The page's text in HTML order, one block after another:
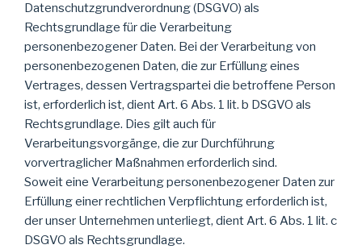
Datenschutzgrundverordnung (DSGVO) als
Rechtsgrundlage für die Verarbeitung
personenbezogener Daten. Bei der Verarbeitung von
personenbezogenen Daten, die zur Erfüllung eines
Vertrages, dessen Vertragspartei die betroffene Person
ist, erforderlich ist, dient Art. 6 Abs. 1 lit. b DSGVO als
Rechtsgrundlage. Dies gilt auch für
Verarbeitungsvorgänge, die zur Durchführung
vorvertraglicher Maßnahmen erforderlich sind.
Soweit eine Verarbeitung personenbezogener Daten zur
Erfüllung einer rechtlichen Verpflichtung erforderlich ist,
der unser Unternehmen unterliegt, dient Art. 6 Abs. 1 lit. c
DSGVO als Rechtsgrundlage.